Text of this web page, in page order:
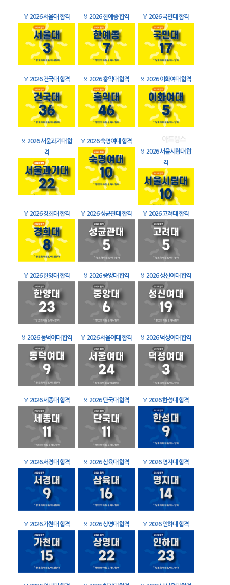
🏅 2026 서울대 합격 🏅 2026 한예종 합격 🏅 2026 국민대 합격
🏅 2026 건국대 합격 🏅 2026 홍익대 합격 🏅 2026 이화여대 합격
🏅 2026 서울과기대 합
격
🏅 2026 숙명여대 합격
🏅 2026 서울시립대 합
격
🏅 2026 경희대 합격 🏅 2026 성균관대 합격 🏅 2026 고려대 합격
🏅 2026 한양대 합격 🏅 2026 중앙대 합격 🏅 2026 성신여대 합격
🏅 2026 동덕여대 합격 🏅 2026 서울여대 합격 🏅 2026 덕성여대 합격
🏅 2026 세종대 합격 🏅 2026 단국대 합격 🏅 2026 한성대 합격
🏅 2026 서경대 합격 🏅 2026 삼육대 합격 🏅 2026 명지대 합격
🏅 2026 가천대 합격 🏅 2026 상명대 합격 🏅 2026 인하대 합격